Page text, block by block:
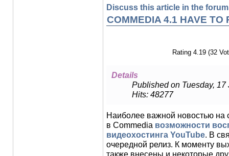
Discuss this article in the
COMMEDIA 4.1 HAVE TO
Rating 4.19 (32
Details
Published on Tuesday, 17
Hits: 48277
Наиболее важной новостью на
в Commedia возможности
видеохостинга YouTube. В
очередной релиз. К моменту
также внесены и некоторые